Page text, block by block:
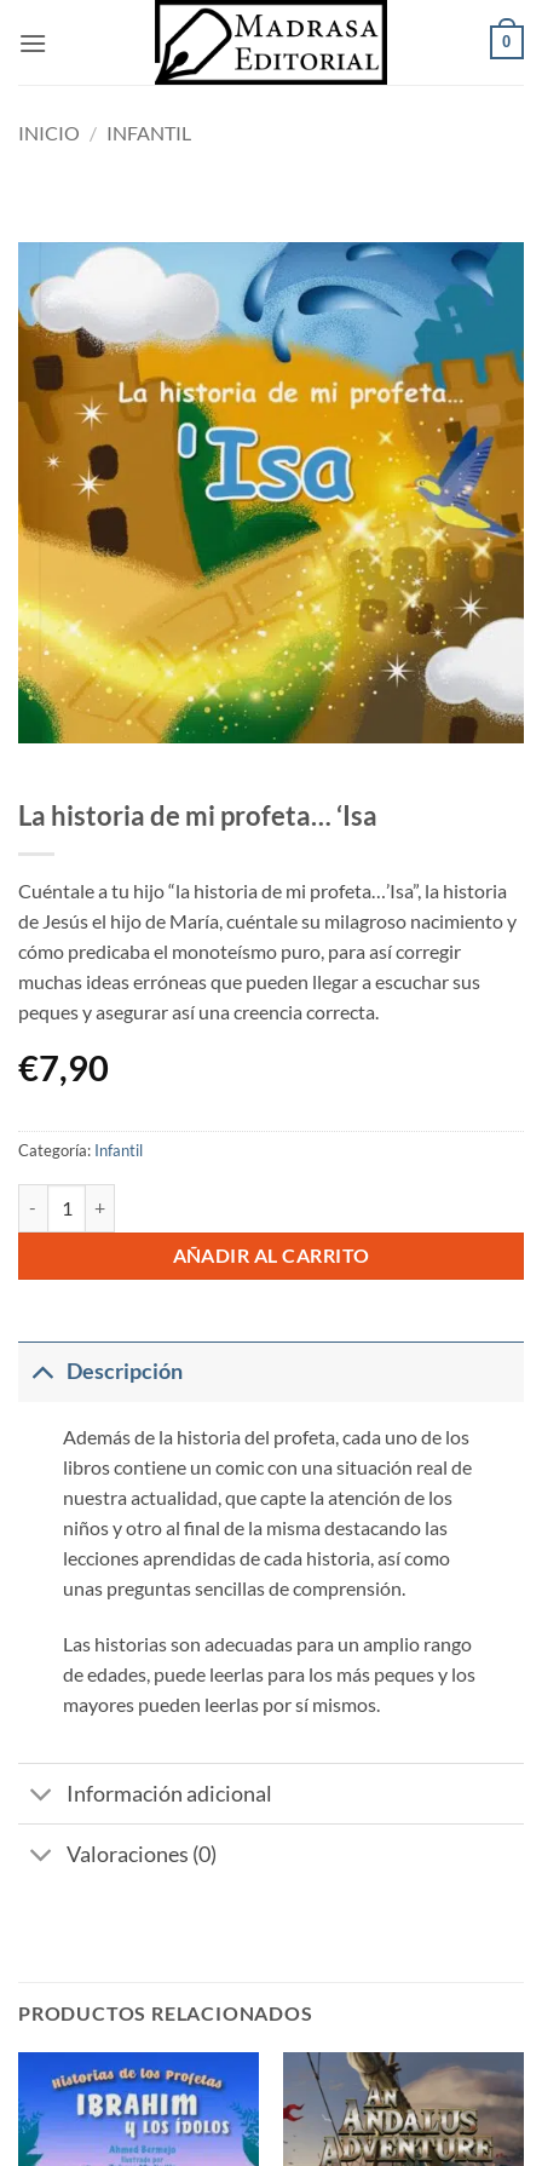
0
INICIO / INFANTIL
La historia de mi profeta… ‘Isa
Cuéntale a tu hijo “la historia de mi profeta…’Isa”, la historia
de Jesús el hijo de María, cuéntale su milagroso nacimiento y
cómo predicaba el monoteísmo puro, para así corregir
muchas ideas erróneas que pueden llegar a escuchar sus
peques y asegurar así una creencia correcta.
€7,90
Categoría: Infantil
AÑADIR AL CARRITO
Descripción
Además de la historia del profeta, cada uno de los
libros contiene un comic con una situación real de
nuestra actualidad, que capte la atención de los
niños y otro al final de la misma destacando las
lecciones aprendidas de cada historia, así como
unas preguntas sencillas de comprensión.
Las historias son adecuadas para un amplio rango
de edades, puede leerlas para los más peques y los
mayores pueden leerlas por sí mismos.
Información adicional
Valoraciones (0)
PRODUCTOS RELACIONADOS